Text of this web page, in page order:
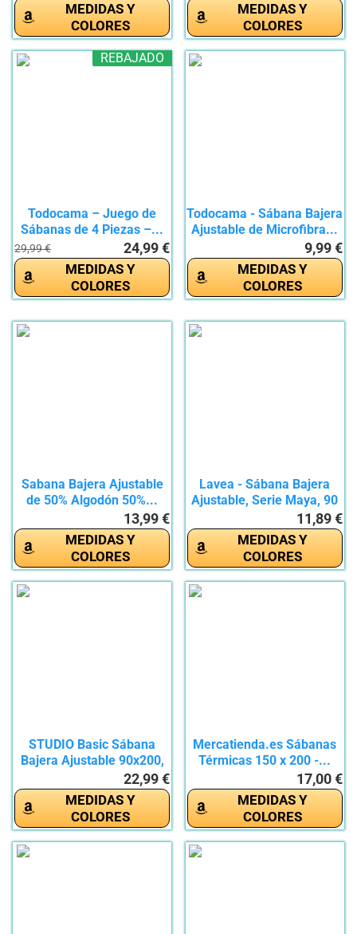
MEDIDAS Y
COLORES
MEDIDAS Y
COLORES
REBAJADO
Todocama – Juego de
Sábanas de 4 Piezas –...
29,99 € 24,99 €
MEDIDAS Y
COLORES
Todocama - Sábana Bajera
Ajustable de Microfibra...
9,99 €
MEDIDAS Y
COLORES
Sabana Bajera Ajustable
de 50% Algodón 50%...
13,99 €
MEDIDAS Y
COLORES
Lavea - Sábana Bajera
Ajustable, Serie Maya, 90
11,89 €
MEDIDAS Y
COLORES
STUDIO Basic Sábana
Bajera Ajustable 90x200,
22,99 €
MEDIDAS Y
COLORES
Mercatienda.es Sábanas
Térmicas 150 x 200 -...
17,00 €
MEDIDAS Y
COLORES